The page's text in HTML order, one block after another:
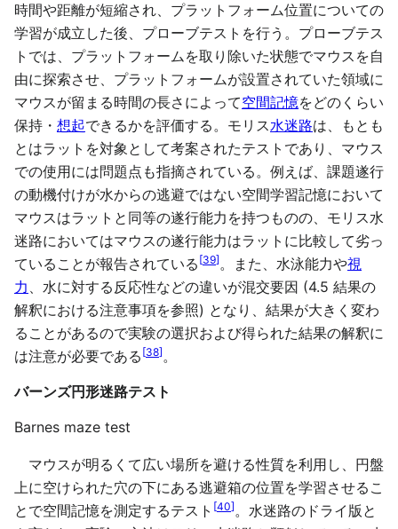
時間や距離が短縮され、プラットフォーム位置についての
学習が成立した後、プローブテストを行う。プローブテス
トでは、プラットフォームを取り除いた状態でマウスを自
由に探索させ、プラットフォームが設置されていた領域に
マウスが留まる時間の長さによって空間記憶をどのくらい
保持・ 想起できるかを評価する。モリス水迷路は、もとも
とはラットを対象として考案されたテストであり、マウス
での使用には問題点も指摘されている。例えば、課題遂行
の動機付けが水からの逃避ではない空間学習記憶において
マウスはラットと同等の遂行能力を持つものの、モリス水
迷路においてはマウスの遂行能力はラットに比較して劣っ
ていることが報告されている [39]。また、水泳能力や視
力 、水に対する反応性などの違いが混交要因 (4.5 結果の
解釈における注意事項を参照) となり、結果が大きく変わ
ることがあるので実験の選択および得られた結果の解釈に
は注意が必要である [38]。
バーンズ円形迷路テスト
Barnes maze test
マウスが明るくて広い場所を避ける性質を利用し、円盤
上に空けられた穴の下にある逃避箱の位置を学習させるこ
とで空間記憶を測定するテスト [40]。水迷路のドライ版と